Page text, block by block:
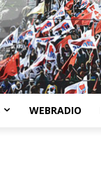
WEBRADIO